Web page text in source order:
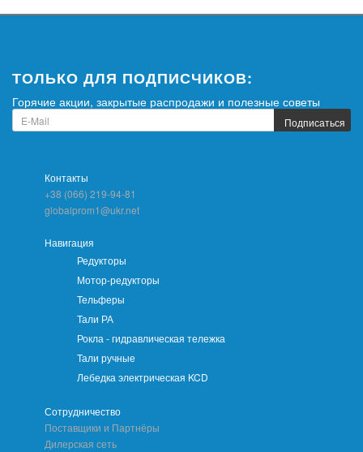
ТОЛЬКО ДЛЯ ПОДПИСЧИКОВ:
Горячие акции, закрытые распродажи и полезные советы
Подписаться
Контакты
+38 (066) 219-94-81
globalprom1@ukr.net
Навигация
Редукторы
Мотор-редукторы
Тельферы
Тали РА
Рокла - гидравлическая тележка
Тали ручные
Лебедка электрическая KCD
Сотрудничество
Поставщики и Партнёры
Дилерская сеть